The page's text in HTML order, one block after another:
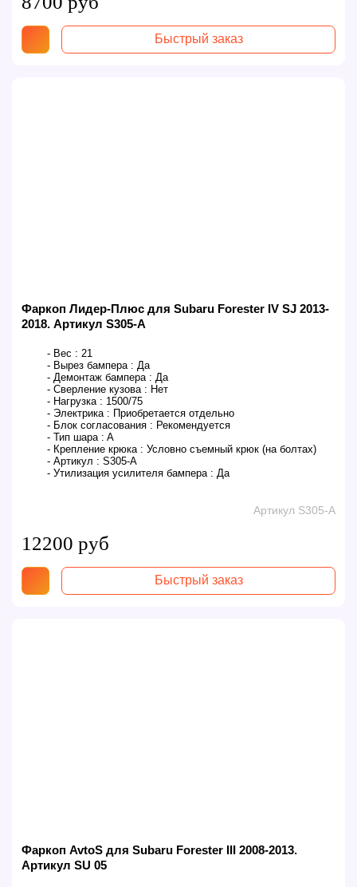
Быстрый заказ
Фаркоп Лидер-Плюс для Subaru Forester IV SJ 2013-
2018. Артикул S305-A
- Вес : 21
- Вырез бампера : Да
- Демонтаж бампера : Да
- Сверление кузова : Нет
- Нагрузка : 1500/75
- Электрика : Приобретается отдельно
- Блок согласования : Рекомендуется
- Тип шара : A
- Крепление крюка : Условно съемный крюк (на болтах)
- Артикул : S305-A
- Утилизация усилителя бампера : Да
Артикул S305-A
12200 руб
Быстрый заказ
Фаркоп AvtoS для Subaru Forester III 2008-2013.
Артикул SU 05